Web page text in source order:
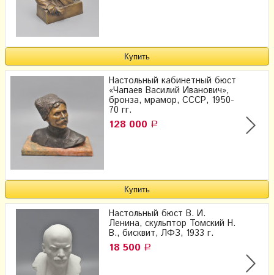
Настольный кабинетный бюст
«Чапаев Василий Иванович»,
бронза, мрамор, СССР, 1950-
70 гг.
128 000 Р
Настольный бюст В. И.
Ленина, скульптор Томский H.
В., бисквит, ЛФЗ, 1933 г.
18 500 Р